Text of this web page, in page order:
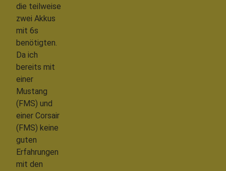
die teilweise
zwei Akkus
mit 6s
benötigten.
Da ich
bereits mit
einer
Mustang
(FMS) und
einer Corsair
(FMS) keine
guten
Erfahrungen
mit den